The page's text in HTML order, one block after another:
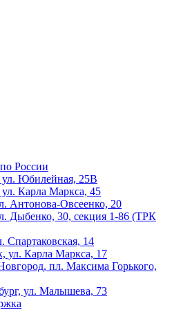
России
ул. Юбилейная, 25В
ул. Карла Маркса, 45
Антонова-Овсеенко, 20
Дыбенко, 30, секция 1-86 (ТРК
Спартаковская, 14
ул. Карла Маркса, 17
пл. Максима Горького,
ул. Малышева, 73